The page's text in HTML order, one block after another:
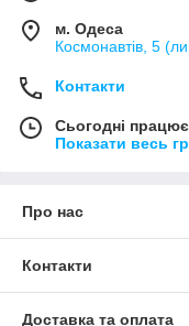
м. Одеса
Космонавтів, 5
Контакти
Сьогодні
Показати весь
Про нас
Контакти
Доставка та оплата